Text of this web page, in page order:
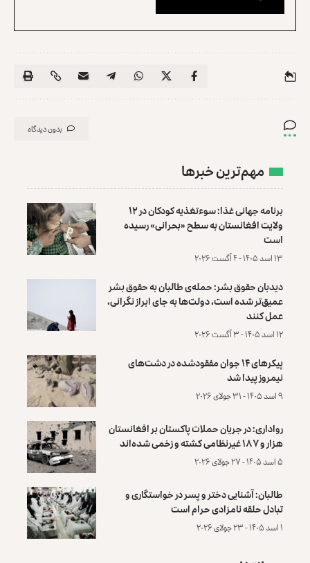
بدون دیدگاه
مهم‌ترین خبرها
برنامه جهانی غذا: سوءتغذیه کودکان در ۱۲
ولایت افغانستان به سطح «بحرانی» رسیده
است
۱۳ اسد ۱۴۰۵ - ۴ آگست ۲۰۲۶
دیدبان حقوق بشر: حمله‌ی طالبان به حقوق بشر
عمیق‌تر شده است، دولت‌ها به جای ابراز نگرانی،
عمل کنند
۱۲ اسد ۱۴۰۵ - ۳ آگست ۲۰۲۶
پیکرهای ۱۴ جوان مفقودشده در دشت‌های
نیمروز پیدا شد
۹ اسد ۱۴۰۵ - ۳۱ جولای ۲۰۲۶
رواداری: در جریان حملات پاکستان بر افغانستان
هزار و ۱۸۷ غیرنظامی کشته و زخمی شده‌اند
۵ اسد ۱۴۰۵ - ۲۷ جولای ۲۰۲۶
طالبان: آشنایی دختر و پسر در خواستگاری و
تبادل حلقه نامزادی حرام است
۱ اسد ۱۴۰۵ - ۲۳ جولای ۲۰۲۶